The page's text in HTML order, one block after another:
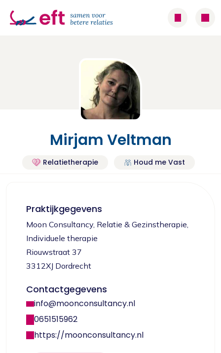
Mirjam Veltman
Relatietherapie Houd me Vast
Praktijkgegevens
Moon Consultancy, Relatie & Gezinstherapie,
Individuele therapie
Riouwstraat 37
3312XJ Dordrecht
Contactgegevens
info@moonconsultancy.nl
0651515962
https://moonconsultancy.nl